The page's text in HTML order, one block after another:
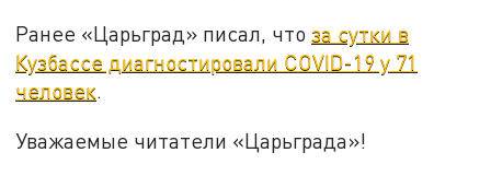
Ранее «Царьград» писал, чтоза сутки в
Кузбассе диагностировали COVID-19 у 71
человек.
Уважаемые читатели «Царьграда»!